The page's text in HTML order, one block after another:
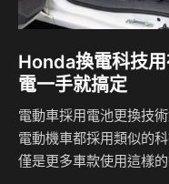
Honda換電科技
電一手就搞定
電動車採用電池更換技
電動機車都採用類似的
僅是更多車款使用這樣